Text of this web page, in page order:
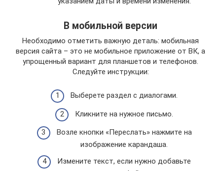
В мобильной версии
Необходимо отметить важную деталь: мобильная
версия сайта – это не мобильное приложение от ВК, а
упрощенный вариант для планшетов и телефонов.
Следуйте инструкции:
Выберете раздел с диалогами.
Кликните на нужное письмо.
Возле кнопки «Переслать» нажмите на
изображение карандаша.
Измените текст, если нужно добавьте